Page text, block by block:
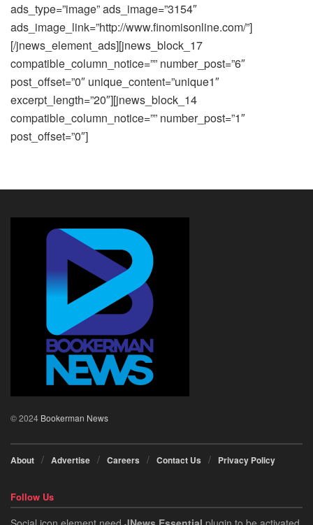
ads_type=”image” ads_image=”3154″
ads_image_link=”http://www.finomisonline.com/”]
[/jnews_element_ads][jnews_block_17
compatible_column_notice=”” number_post=”6″
post_offset=”0″ unique_content=”unique1″
excerpt_length=”20″][jnews_block_14
compatible_column_notice=”” number_post=”1″
post_offset=”0″]
© 2024 Bookerman News
About Advertise Careers Contact Us Privacy Policy
Follow Us